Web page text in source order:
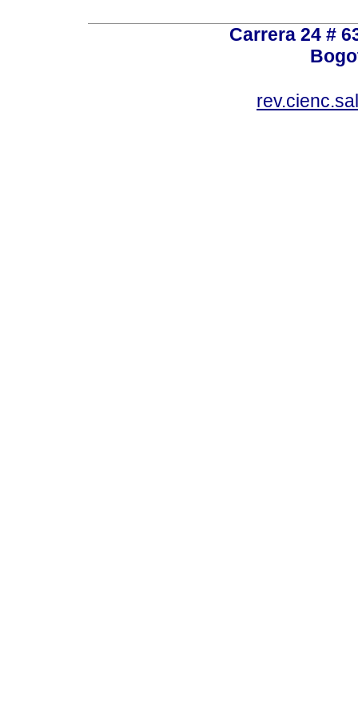
Carrera 24 #